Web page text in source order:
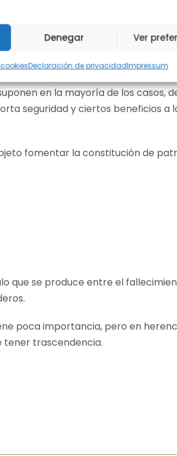
Denegar Ver
Declaración de privacidadImpressum
con discapacidad se centra en
en la mayoría de los casos,
seguridad y ciertos beneficios a
fomentar la constitución de
que se produce entre el
poca importancia, pero en
tener trascendencia.